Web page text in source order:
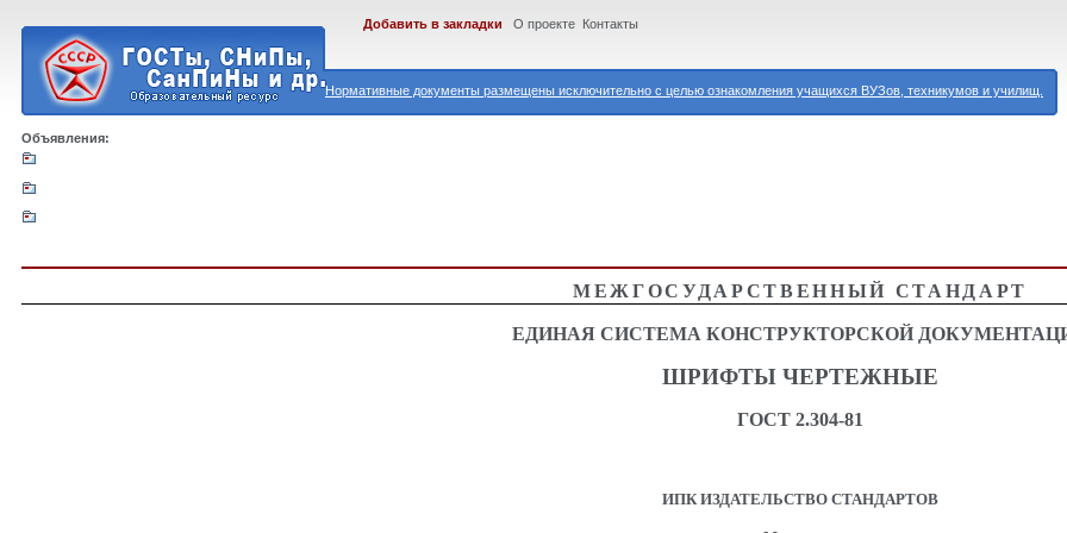
Нормативные документы размещены исключительно с целью ознакомления учащихся ВУЗов, техникумов и училищ.
Добавить в закладки О проекте Контакты
Объявления:
МЕЖГОСУДАРСТВЕННЫЙ СТАНДАРТ
ЕДИНАЯ СИСТЕМА КОНСТРУКТОРСКОЙ
ШРИФТЫ ЧЕРТЕЖНЫЕ
ГОСТ 2.304-81
ИПК ИЗДАТЕЛЬСТВО СТАНДАРТОВ